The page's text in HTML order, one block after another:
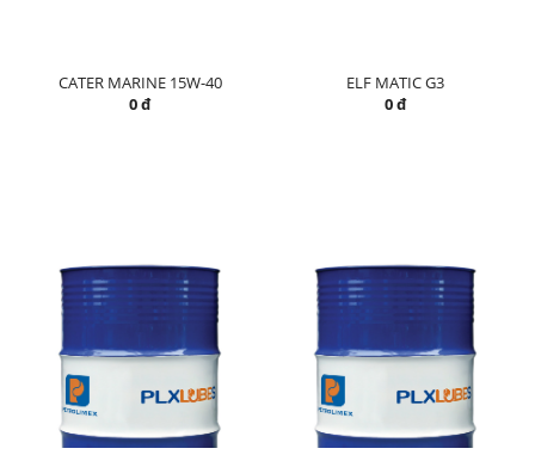
CATER MARINE 15W-40
0 đ
ELF MATIC G3
0 đ